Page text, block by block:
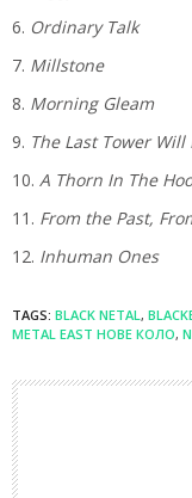
Ordinary Talk
Millstone
Morning Gleam
The Last Tower Will
A Thorn In The
From the Past,
Inhuman Ones
TAGS: BLACK NETAL ,
METAL EAST НОВЕ КОЛО,